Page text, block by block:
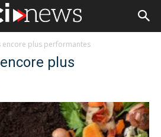
encore plus performantes
plus